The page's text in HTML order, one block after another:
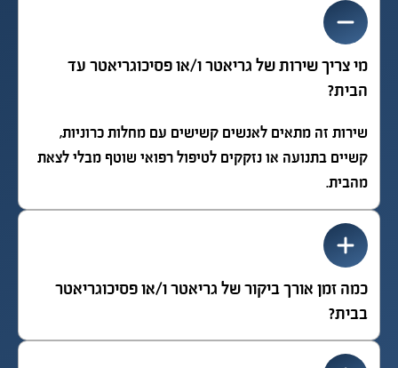
מי צריך שירות של גריאטר ו/או פסיכוגריאטר עד
הבית?
שירות זה מתאים לאנשים קשישים עם מחלות כרוניות,
קשיים בתנועה או נזקקים לטיפול רפואי שוטף מבלי לצאת
מהבית.
כמה זמן אורך ביקור של גריאטר ו/או פסיכוגריאטר
בבית?